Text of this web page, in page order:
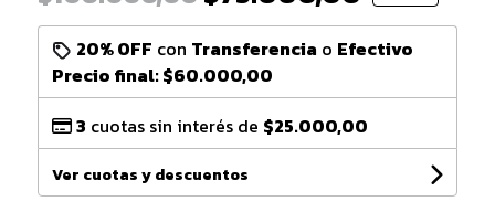
20% OFF con Transferencia o Efectivo
Precio final:$60.000,00
3 cuotas sin interés de $25.000,00
Ver cuotas y descuentos